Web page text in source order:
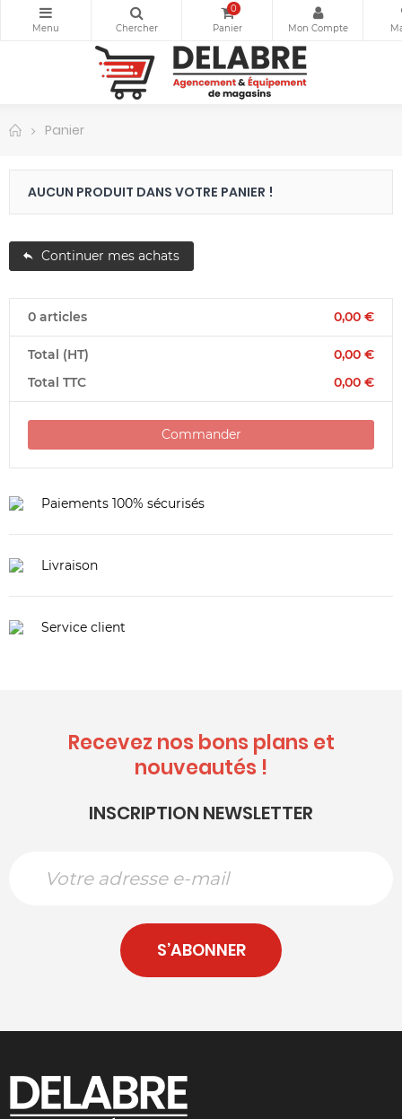
0
Panier
AUCUN PRODUIT DANS VOTRE PANIER !
Continuer mes achats
0 articles 0,00 €
Total (HT)
0,00 €
Total TTC
0,00 €
Commander
Paiements 100% sécurisés
Livraison
Service client
Recevez nos bons plans et
nouveautés !
INSCRIPTION NEWSLETTER
S’ABONNER